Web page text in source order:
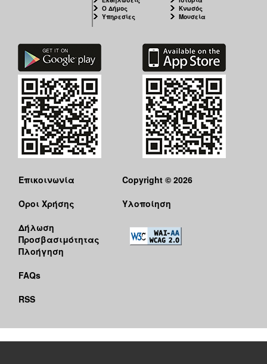
Ο Δήμος
Υπηρεσίες
Κνωσός
Μουσεία
Επικοινωνία
Όροι Χρήσης
Δήλωση
Προσβασιμότητας
Πλοήγηση
FAQs
RSS
Copyright © 2026
Υλοποίηση